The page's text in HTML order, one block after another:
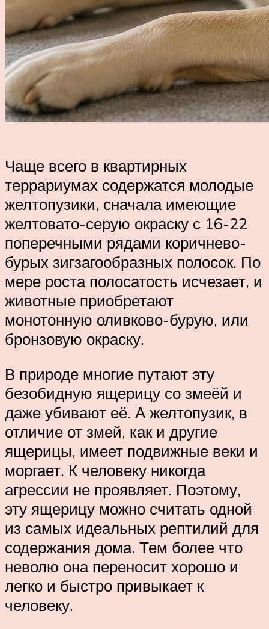
Чаще всего в квартирных
террариумах содержатся молодые
желтопузики, сначала имеющие
желтовато-серую окраску с 16-22
поперечными рядами коричнево-
бурых зигзагообразных полосок. По
мере роста полосатость исчезает, и
животные приобретают
монотонную оливково-бурую, или
бронзовую окраску.
В природе многие путают эту
безобидную ящерицу со змеёй и
даже убивают её. А желтопузик, в
отличие от змей, как и другие
ящерицы, имеет подвижные веки и
моргает. К человеку никогда
агрессии не проявляет. Поэтому,
эту ящерицу можно считать одной
из самых идеальных рептилий для
содержания дома. Тем более что
неволю она переносит хорошо и
легко и быстро привыкает к
человеку.